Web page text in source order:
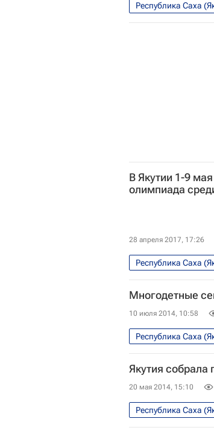
Республика Саха
В Якутии 1-9
олимпиада
28 апреля 2017, 17:26
Республика Саха
СН_Образование
Многодетные
10 июля 2014, 10:58
Республика Саха
Дальневосточный
Якутия
20 мая 2014, 15:10
Республика Саха
Дальневосточный